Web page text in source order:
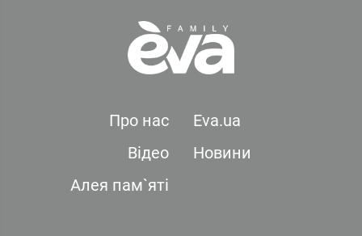
Про нас
Eva.ua
Відео
Новини
Алея пам`яті